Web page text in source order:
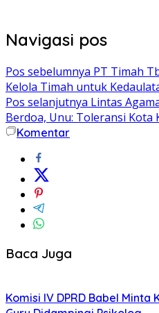
Navigasi pos
Pos sebelumnya PT Timah
Kelola Timah untuk
Pos selanjutnya Lintas
Berdoa, Unu: Toleransi Kota
Komentar
Baca Juga
Komisi IV DPRD Babel